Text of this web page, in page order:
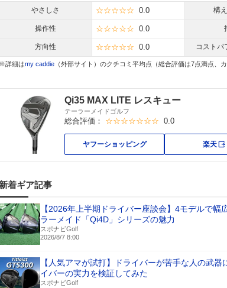
やさしさ ☆☆☆☆☆ 0.0 構
操作性 ☆☆☆☆☆ 0.0
方向性 ☆☆☆☆☆ 0.0 コストパ
※詳細はmy caddie （外部サイト）のクチコミ平均点（総合評価は7点満点、
Qi35 MAX LITE レスキュー
テーラーメイドゴルフ
総合評価： ☆☆☆☆☆☆☆ 0.0
ヤフーショッピング 楽天
新着ギア記事
【2026年上半期ドライバー座談会】4モデルで
ラーメイド「Qi4D」シリーズの魅力
スポナビGolf
2026/8/7 8:00
【人気アマが試打】ドライバーが苦手な人の武
イバーの実力を検証してみた
スポナビGolf